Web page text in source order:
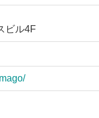
ビル4F